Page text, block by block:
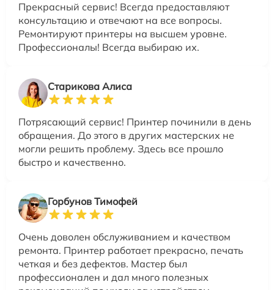
Прекрасный сервис! Всегда предоставляют
консультацию и отвечают на все вопросы.
Ремонтируют принтеры на высшем уровне.
Профессионалы! Всегда выбираю их.
Старикова Алиса
Потрясающий сервис! Принтер починили в день
обращения. До этого в других мастерских не
могли решить проблему. Здесь все прошло
быстро и качественно.
Горбунов Тимофей
Очень доволен обслуживанием и качеством
ремонта. Принтер работает прекрасно, печать
четкая и без дефектов. Мастер был
профессионален и дал много полезных